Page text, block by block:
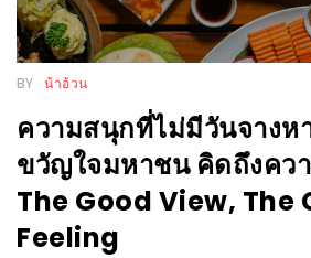
ใน
โลก
แรม
ฮอ
ลิ
เดย์
BY น้าอ้วน
ความสนุกที่ไม่มีวันจางห
ขวัญใจมหาชน คิดถึงคว
The Good View, The
Feeling